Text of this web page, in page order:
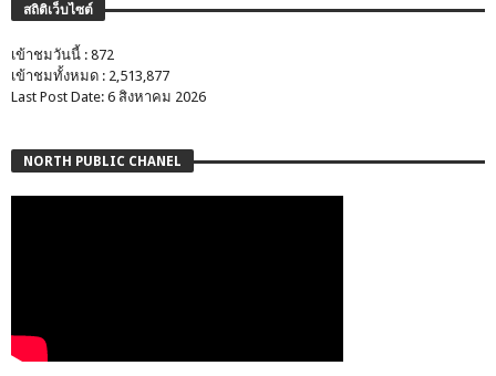
สถิติเว็บไซต์
เข้าชมวันนี้ : 872
เข้าชมทั้งหมด : 2,513,877
Last Post Date: 6 สิงหาคม 2026
NORTH PUBLIC CHANEL